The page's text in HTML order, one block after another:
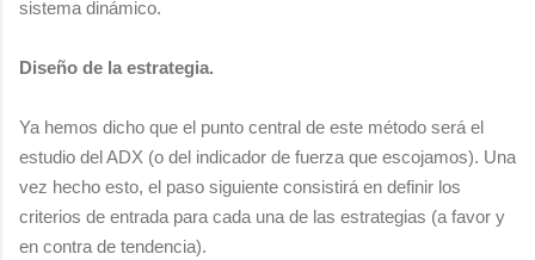
sistema dinámico.
Diseño de la estrategia.
Ya hemos dicho que el punto central de este método será el
estudio del ADX (o del indicador de fuerza que escojamos). Una
vez hecho esto, el paso siguiente consistirá en definir los
criterios de entrada para cada una de las estrategias (a favor y
en contra de tendencia).